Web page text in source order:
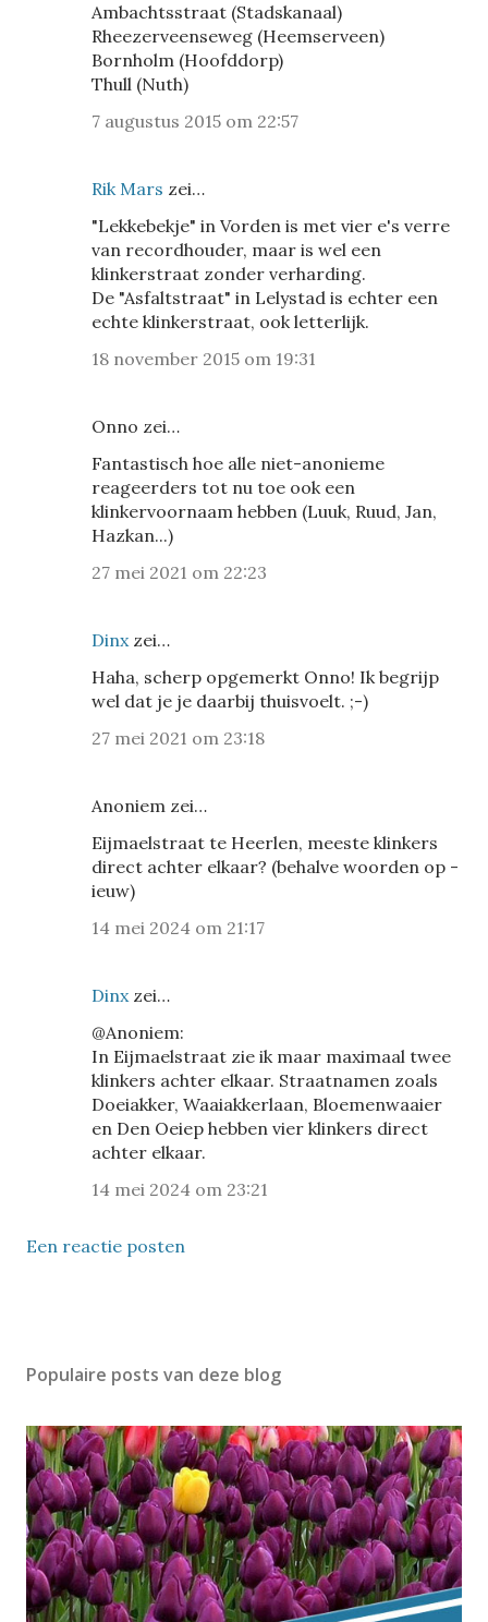
Ambachtsstraat (Stadskanaal)
Rheezerveenseweg (Heemserveen)
Bornholm (Hoofddorp)
Thull (Nuth)
7 augustus 2015 om 22:57
Rik Mars zei…
"Lekkebekje" in Vorden is met vier e's verre
van recordhouder, maar is wel een
klinkerstraat zonder verharding.
De "Asfaltstraat" in Lelystad is echter een
echte klinkerstraat, ook letterlijk.
18 november 2015 om 19:31
Onno zei…
Fantastisch hoe alle niet-anonieme
reageerders tot nu toe ook een
klinkervoornaam hebben (Luuk, Ruud, Jan,
Hazkan...)
27 mei 2021 om 22:23
Dinxzei…
Haha, scherp opgemerkt Onno! Ik begrijp
wel dat je je daarbij thuisvoelt. ;-)
27 mei 2021 om 23:18
Anoniem zei…
Eijmaelstraat te Heerlen, meeste klinkers
direct achter elkaar? (behalve woorden op -
ieuw)
14 mei 2024 om 21:17
Dinxzei…
@Anoniem:
In Eijmaelstraat zie ik maar maximaal twee
klinkers achter elkaar. Straatnamen zoals
Doeiakker, Waaiakkerlaan, Bloemenwaaier
en Den Oeiep hebben vier klinkers direct
achter elkaar.
14 mei 2024 om 23:21
Een reactie posten
Populaire posts van deze blog